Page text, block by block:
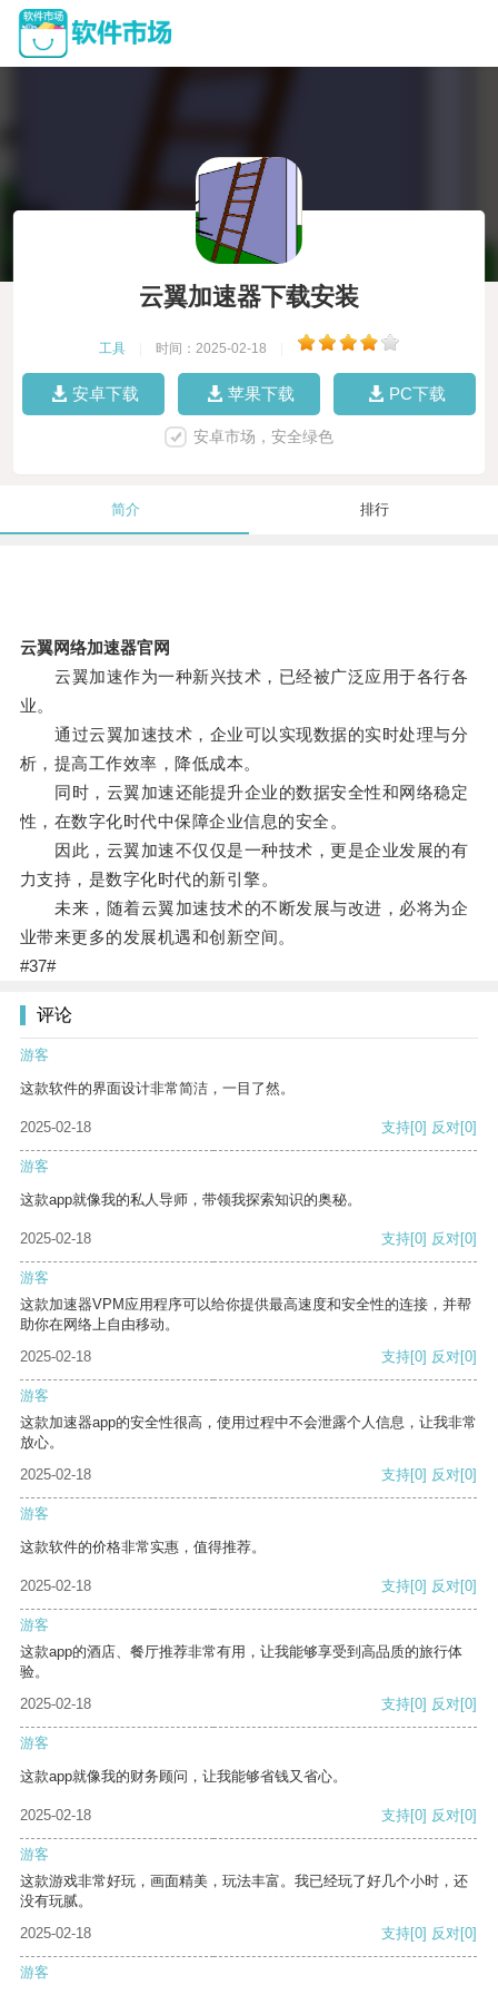
云翼加速器下载安装
工具 时间：2025-02-18
安卓下载 苹果下载 PC下载
安卓市场，安全绿色
简介 排行
云翼网络加速器官网
云翼加速作为一种新兴技术，已经被广泛应用于各行各
业。
通过云翼加速技术，企业可以实现数据的实时处理与分
析，提高工作效率，降低成本。
同时，云翼加速还能提升企业的数据安全性和网络稳定
性，在数字化时代中保障企业信息的安全。
因此，云翼加速不仅仅是一种技术，更是企业发展的有
力支持，是数字化时代的新引擎。
未来，随着云翼加速技术的不断发展与改进，必将为企
业带来更多的发展机遇和创新空间。
#37#
评论
游客
这款软件的界面设计非常简洁，一目了然。
2025-02-18 支持[0] 反对[0]
游客
这款app就像我的私人导师，带领我探索知识的奥秘。
2025-02-18 支持[0] 反对[0]
游客
这款加速器VPM应用程序可以给你提供最高速度和安全性的连接，并帮
助你在网络上自由移动。
2025-02-18
支持[0] 反对[0]
游客
这款加速器app的安全性很高，使用过程中不会泄露个人信息，让我非常
放心。
2025-02-18
支持[0] 反对[0]
游客
这款软件的价格非常实惠，值得推荐。
2025-02-18 支持[0] 反对[0]
游客
这款app的酒店、餐厅推荐非常有用，让我能够享受到高品质的旅行体
验。
2025-02-18
支持[0] 反对[0]
游客
这款app就像我的财务顾问，让我能够省钱又省心。
2025-02-18 支持[0] 反对[0]
游客
这款游戏非常好玩，画面精美，玩法丰富。我已经玩了好几个小时，还
没有玩腻。
2025-02-18
支持[0] 反对[0]
游客